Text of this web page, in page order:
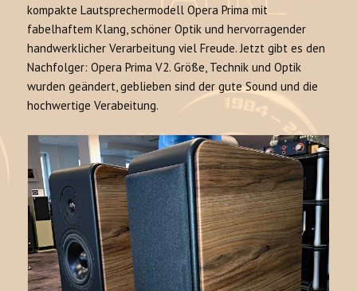
kompakte Lautsprechermodell Opera Prima mit
fabelhaftem Klang, schöner Optik und hervorragender
handwerklicher Verarbeitung viel Freude. Jetzt gibt es den
Nachfolger: Opera Prima V2. Größe, Technik und Optik
wurden geändert, geblieben sind der gute Sound und die
hochwertige Verabeitung.